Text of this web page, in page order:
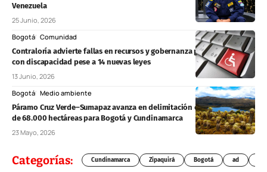
Venezuela
25 Junio, 2026
Bogotá Comunidad
Contraloría advierte fallas en recursos y gobernanza para personas
con discapacidad pese a 14 nuevas leyes
13 Junio, 2026
Bogotá Medio ambiente
Páramo Cruz Verde–Sumapaz avanza en delimitación con protección
de 68.000 hectáreas para Bogotá y Cundinamarca
23 Mayo, 2026
Categorías: Cundinamarca Zipaquirá Bogotá ad